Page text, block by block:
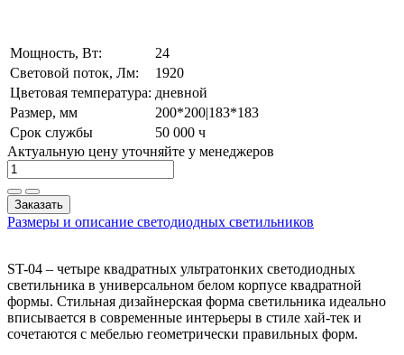
Мощность, Вт:
24
Световой поток, Лм:
1920
Цветовая температура: дневной
Размер, мм
200*200|183*183
Срок службы
50 000 ч
Актуальную цену уточняйте у менеджеров
Заказать
Размеры и описание светодиодных светильников
ST-04 – четыре квадратных ультратонких светодиодных
светильника в универсальном белом корпусе квадратной
формы. Стильная дизайнерская форма светильника идеально
вписывается в современные интерьеры в стиле хай-тек и
сочетаются с мебелью геометрически правильных форм.